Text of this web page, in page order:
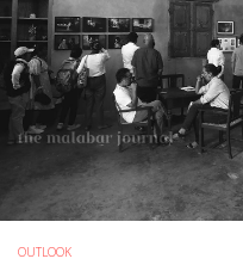
OUTLOOK